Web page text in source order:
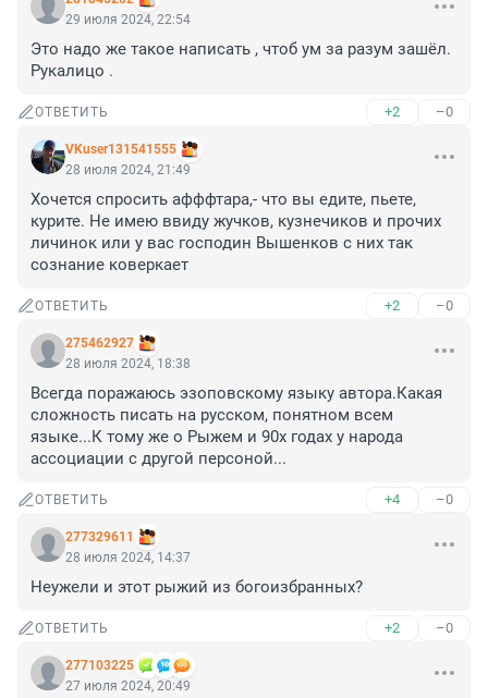
29 июля 2024, 22:54
Это надо же такое написать , чтоб ум за разум зашёл.
Рукалицо .
ОТВЕТИТЬ +2 –0
VKuser131541555
28 июля 2024, 21:49
Хочется спросить афффтара,- что вы едите, пьете,
курите. Не имею ввиду жучков, кузнечиков и прочих
личинок или у вас господин Вышенков с них так
сознание коверкает
ОТВЕТИТЬ +2 –0
275462927
28 июля 2024, 18:38
Всегда поражаюсь эзоповскому языку автора.Какая
сложность писать на русском, понятном всем
языке...К тому же о Рыжем и 90х годах у народа
ассоциации с другой персоной...
ОТВЕТИТЬ +4 –0
277329611
28 июля 2024, 14:37
Неужели и этот рыжий из богоизбранных?
ОТВЕТИТЬ +2 –0
277103225
27 июля 2024, 20:49